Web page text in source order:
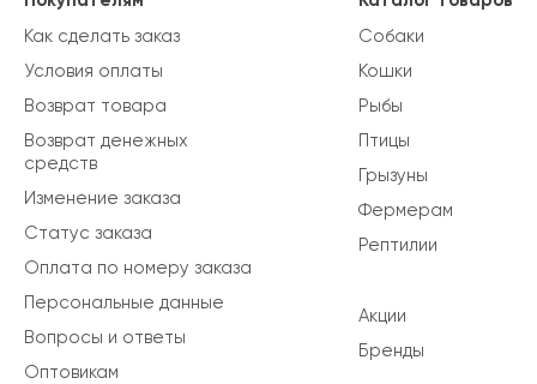
Собаки
Кошки
Рыбы
Птицы
Грызуны
Фермерам
Рептилии
Акции
Бренды
Как сделать заказ
Условия оплаты
Возврат товара
Возврат денежных
средств
Изменение заказа
Статус заказа
Оплата по номеру заказа
Персональные данные
Вопросы и ответы
Оптовикам